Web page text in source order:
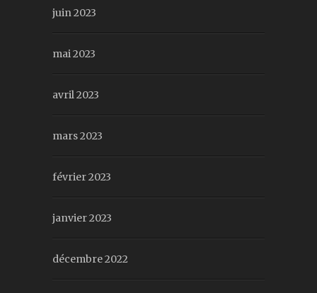
juin 2023
mai 2023
avril 2023
mars 2023
février 2023
janvier 2023
décembre 2022